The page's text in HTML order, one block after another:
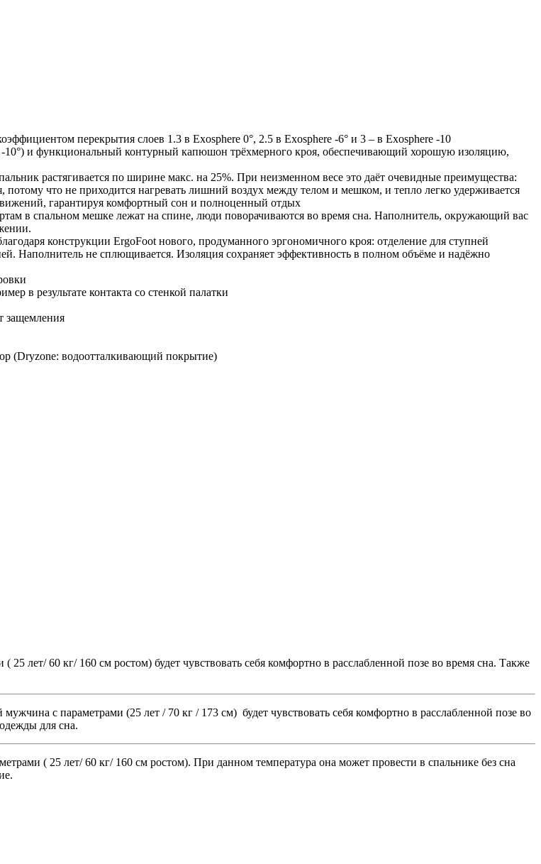
перекрытия слоев 1.3 в Exosphere 0°, 2.5 в Exosphere -6° и 3 – в Exosphere -10
­10°) и функциональный контурный капюшон трёхмерного кроя, обеспечивающий хорошую изоляцию,
растягивается по ширине макс. на 25%. При неизменном весе это даёт очевидные преимущества:
что не приходится нагревать лишний воздух между телом и мешком, и тепло легко удерживается
гарантируя комфортный сон и полноценный отдых
в спальном мешке лежат на спине, люди поворачиваются во время сна. Наполнитель, окружающий вас
ErgoFoot нового, продуманного эргономичного кроя: отделение для ступней
Наполнитель не сплющивается. Изоляция сохраняет эффективность в полном объёме и надёжно
в результате контакта со стенкой палатки
защемления
(Dryzone: водоотталкивающий покрытие)
лет/ 60 кг/ 160 см ростом) будет чувствовать себя комфортно в расслабленной позе во время сна. Также
мужчина с параметрами (25 лет / 70 кг / 173 см) будет чувствовать себя комфортно в расслабленной позе во
для сна.
( 25 лет/ 60 кг/ 160 см ростом). При данном температура она может провести в спальнике без сна